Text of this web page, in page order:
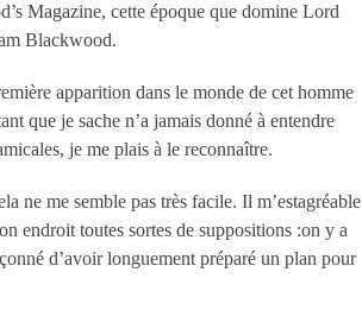
Magazine, cette époque que domine Lord
Blackwood.
apparition dans le monde de cet homme
que je sache n’a jamais donné à entendre
je me plais à le reconnaître.
ne me semble pas très facile. Il m’estagréable
endroit toutes sortes de suppositions :on y a
d’avoir longuement préparé un plan pour